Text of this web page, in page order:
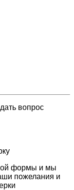
вопрос
формы и мы
пожелания и